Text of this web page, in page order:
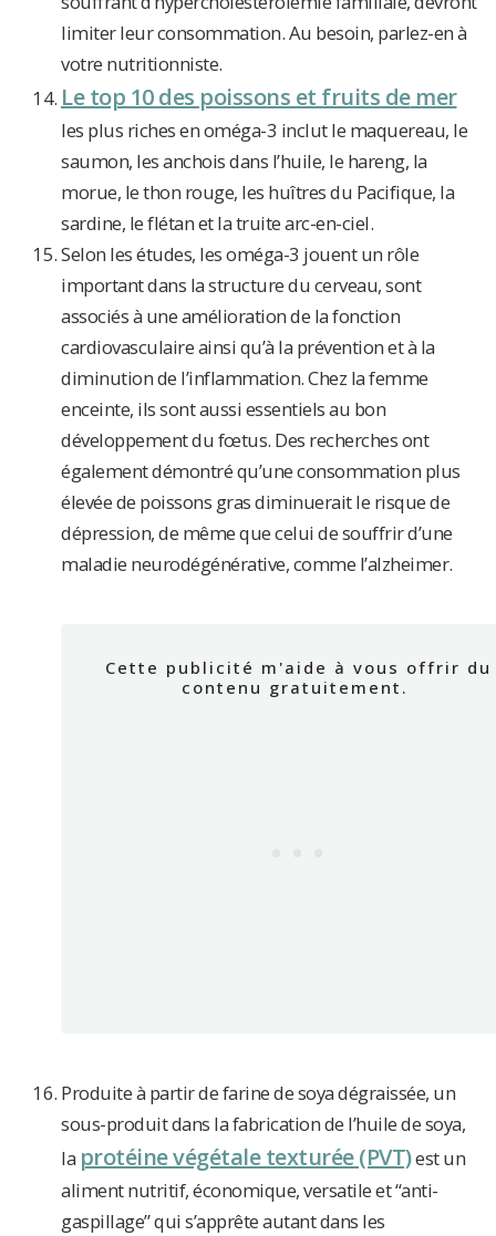
limiter leur consommation. Au besoin, parlez-en à
votre nutritionniste.
Le top 10 des poissons et fruits demer
les plus riches en oméga-3 inclut le maquereau, le
saumon, les anchois dans l’huile, le hareng, la
morue, le thon rouge, les huîtres du Pacifique, la
sardine, le flétan et la truite arc-en-ciel.
Selon les études, les oméga-3 jouent un rôle
important dans la structure du cerveau, sont
associés à une amélioration de la fonction
cardiovasculaire ainsi qu’à la prévention et à la
diminution de l’inflammation. Chez la femme
enceinte, ils sont aussi essentiels au bon
développement du fœtus. Des recherches ont
également démontré qu’une consommation plus
élevée de poissons gras diminuerait le risque de
dépression, de même que celui de souffrir d’une
maladie neurodégénérative, comme l’alzheimer.
Produite à partir de farine de soya dégraissée, un
sous-produit dans la fabrication de l’huile de soya,
la protéine végétale texturée (PVT)est un
aliment nutritif, économique, versatile et “anti-
gaspillage” qui s’apprête autant dans les